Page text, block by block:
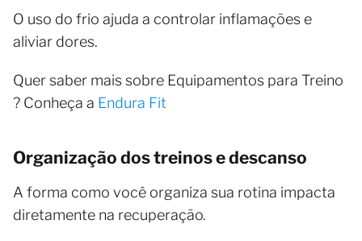
O uso do frio ajuda a controlar inflamações e
aliviar dores.
Quer saber mais sobre Equipamentos para Treino
? Conheça a Endura Fit
Organização dos treinos e descanso
A forma como você organiza sua rotina impacta
diretamente na recuperação.